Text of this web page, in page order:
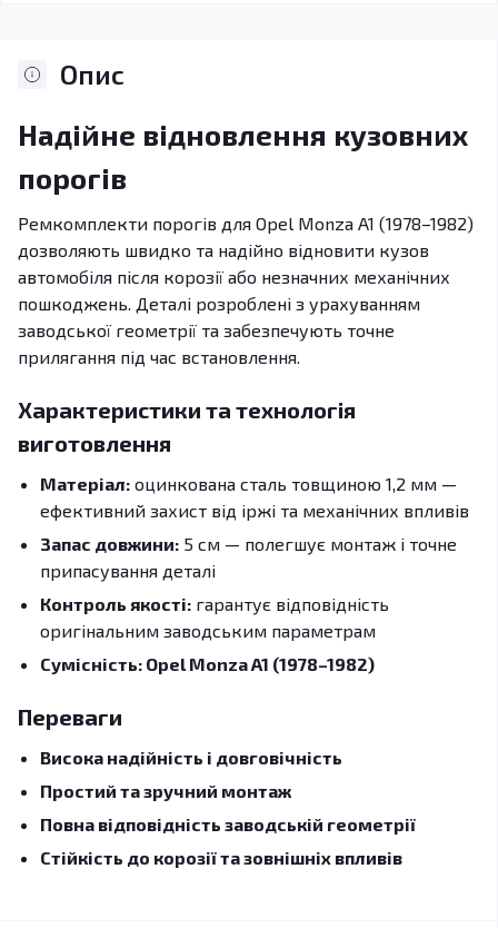
Опис
Надійне відновлення кузовних
порогів
Ремкомплекти порогів для Opel Monza A1 (1978–1982)
дозволяють швидко та надійно відновити кузов
автомобіля після корозії або незначних механічних
пошкоджень. Деталі розроблені з урахуванням
заводської геометрії та забезпечують точне
прилягання під час встановлення.
Характеристики та технологія
виготовлення
Матеріал: оцинкована сталь товщиною 1,2 мм —
ефективний захист від іржі та механічних впливів
Запас довжини: 5 см — полегшує монтаж і точне
припасування деталі
Контроль якості: гарантує відповідність
оригінальним заводським параметрам
Сумісність: Opel Monza A1 (1978–1982)
Переваги
Висока надійність і довговічність
Простий та зручний монтаж
Повна відповідність заводській геометрії
Стійкість до корозії та зовнішніх впливів